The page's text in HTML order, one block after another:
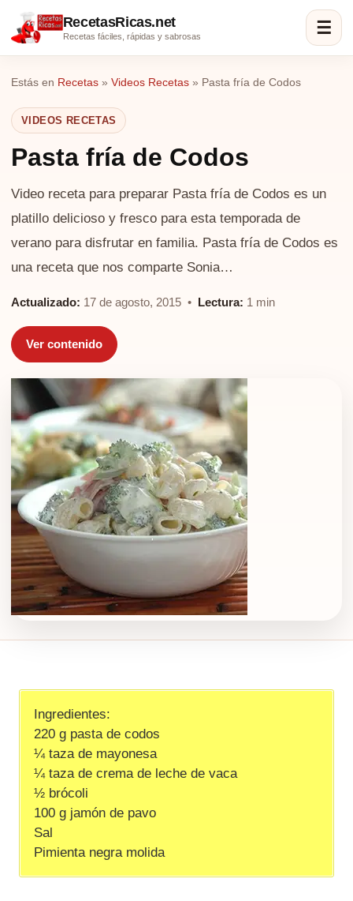
RecetasRicas.net
Recetas fáciles, rápidas y sabrosas ☰
Estás en Recetas » Videos Recetas » Pasta fría de Codos
VIDEOS RECETAS
Pasta fría de Codos
Video receta para preparar Pasta fría de Codos es un
platillo delicioso y fresco para esta temporada de
verano para disfrutar en familia. Pasta fría de Codos es
una receta que nos comparte Sonia…
Actualizado: 17 de agosto, 2015 • Lectura: 1 min
Ver contenido
Ingredientes:
220 g pasta de codos
¼ taza de mayonesa
¼ taza de crema de leche de vaca
½ brócoli
100 g jamón de pavo
Sal
Pimienta negra molida